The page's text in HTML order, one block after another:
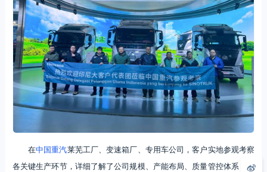
在中国重汽莱芜工厂、变速箱厂、专用车公司，客户实地参观考察
各关键生产环节，详细了解了公司规模、产能布局、质量管控体系，对